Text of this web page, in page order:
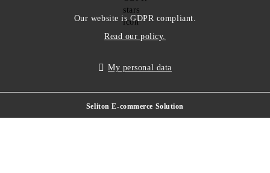
Our website is GDPR compliant.
Read our policy.
My personal data
Seliton E-commerce Solution